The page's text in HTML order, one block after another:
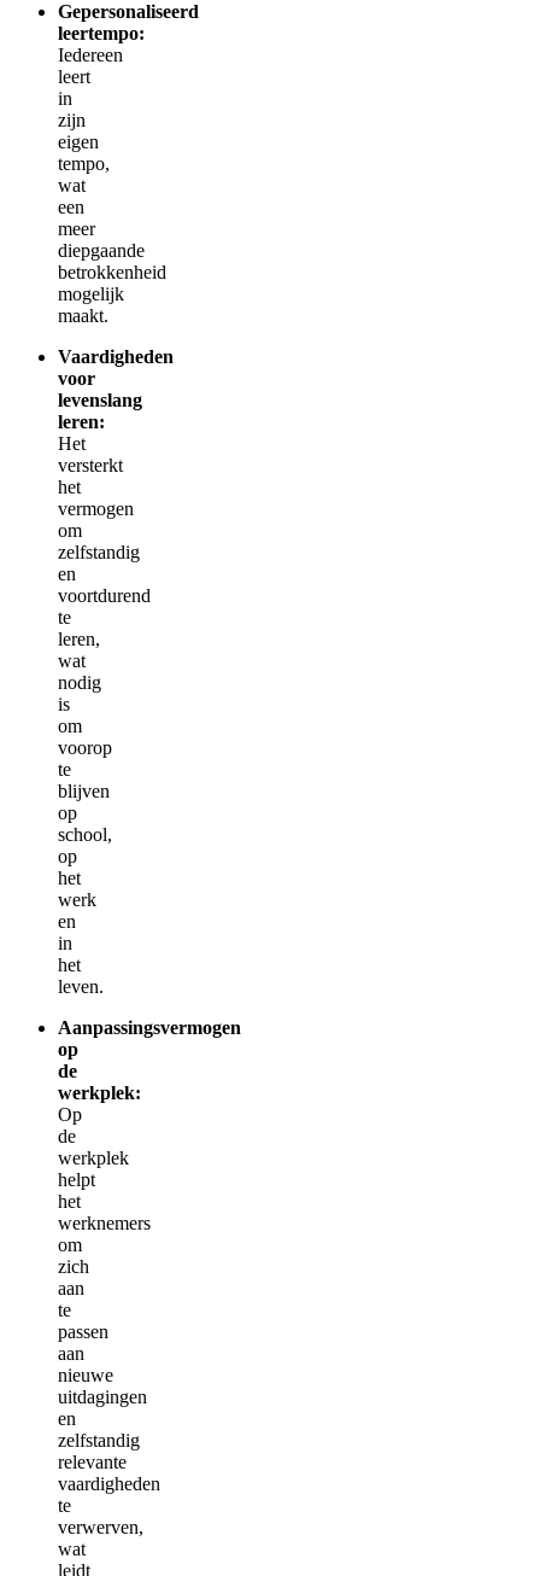
Gepersonaliseerd
leertempo:
Iedereen
leert
in
zijn
eigen
tempo,
wat
een
meer
diepgaande
betrokkenheid
mogelijk
maakt.
Vaardigheden
voor
levenslang
leren:
Het
versterkt
het
vermogen
om
zelfstandig
en
voortdurend
te
leren,
wat
nodig
is
om
voorop
te
blijven
op
school,
op
het
werk
en
in
het
leven.
Aanpassingsvermogen
op
de
werkplek:
Op
de
werkplek
helpt
het
werknemers
om
zich
aan
te
passen
aan
nieuwe
uitdagingen
en
zelfstandig
relevante
vaardigheden
te
verwerven,
wat
leidt